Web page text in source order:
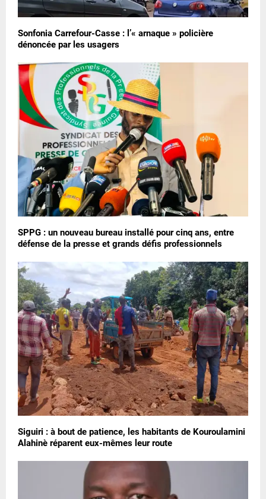
Sonfonia Carrefour-Casse : l’« arnaque » policière
dénoncée par les usagers
SPPG : un nouveau bureau installé pour cinq ans, entre
défense de la presse et grands défis professionnels
Siguiri : à bout de patience, les habitants de Kouroulamini
Alahinè réparent eux-mêmes leur route